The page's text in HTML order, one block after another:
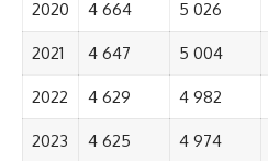
2020 4 664 5 026
2021 4 647 5 004
2022 4 629 4 982
2023 4 625 4 974